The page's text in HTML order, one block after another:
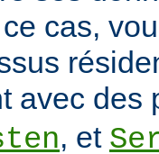
cas,
avec des
, et